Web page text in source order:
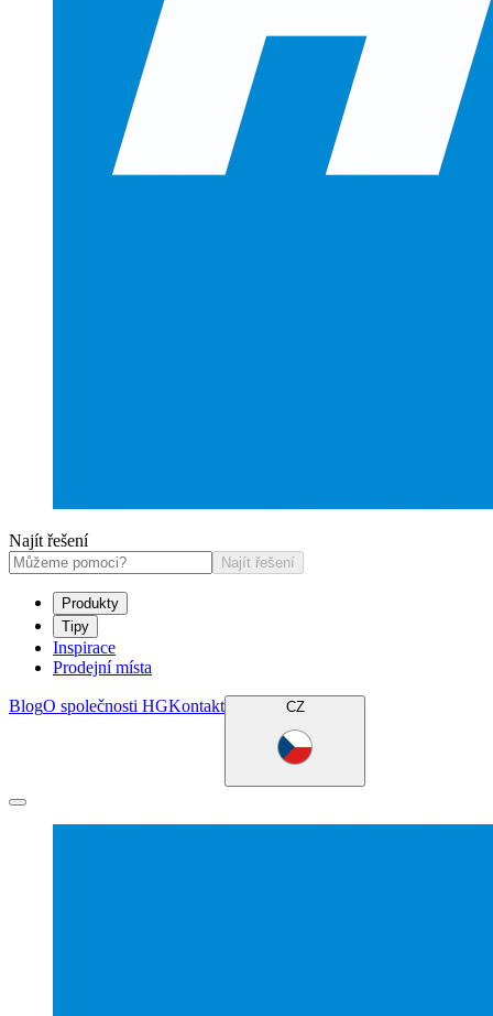
Najít řešení
Najít řešení
Produkty
Tipy
Inspirace
Prodejní místa
BlogO společnosti HGKontakt CZ